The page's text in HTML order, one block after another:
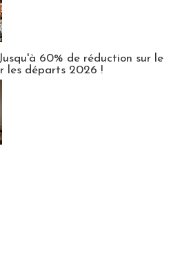
60% de réduction sur le
les départs 2026 !